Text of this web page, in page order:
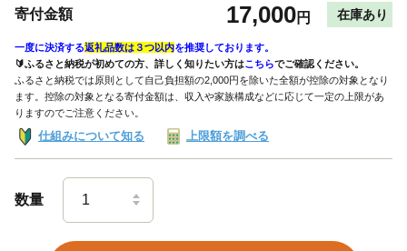
寄付金額 17,000円 在庫あり
一度に決済する返礼品数は３つ以内を推奨しております。
🔰ふるさと納税が初めての方、詳しく知りたい方はこちらでご確認ください。
ふるさと納税では原則として自己負担額の2,000円を除いた全額が控除の対象となり
ます。控除の対象となる寄付金額は、収入や家族構成などに応じて一定の上限があ
りますのでご注意ください。
仕組みについて知る 上限額を調べる
数量